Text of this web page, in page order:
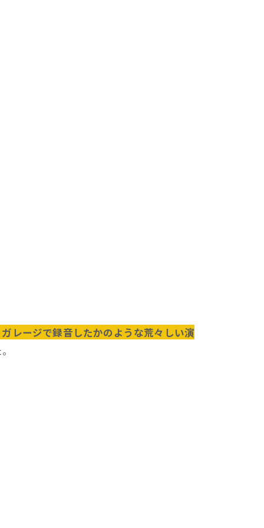
レージで録音したかのような荒々しい演